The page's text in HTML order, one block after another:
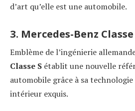
d’art qu’elle est une automobile.
3. Mercedes-Benz Classe
Emblème de l’ingénierie
Classe S établit une nouvelle
automobile grâce à sa
intérieur exquis.